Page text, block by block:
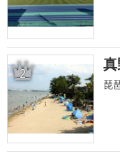
2
琵